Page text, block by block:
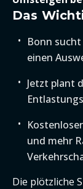
Das
Bonn
einen
Jetzt plant
und mehr
Die plötzliche